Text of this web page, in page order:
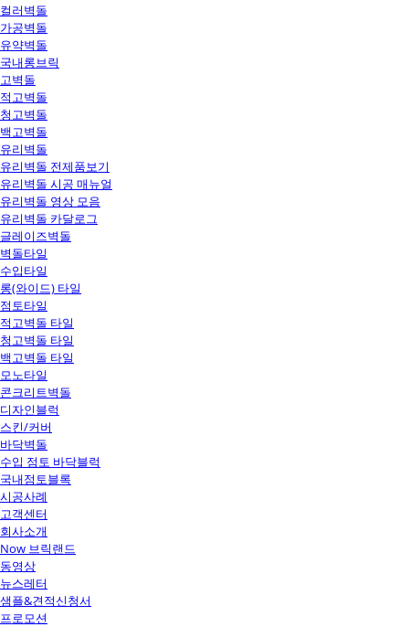
컬러벽돌
가공벽돌
유약벽돌
국내롱브릭
고벽돌
적고벽돌
청고벽돌
백고벽돌
유리벽돌
유리벽돌 전제품보기
유리벽돌 시공 매뉴얼
유리벽돌 영상 모음
유리벽돌 카달로그
글레이즈벽돌
벽돌타일
수입타일
롱(와이드) 타일
점토타일
적고벽돌 타일
청고벽돌 타일
백고벽돌 타일
모노타일
콘크리트벽돌
디자인블럭
스킨/커버
바닥벽돌
수입 점토 바닥블럭
국내점토블록
시공사례
고객센터
회사소개
Now 브릭랜드
동영상
뉴스레터
샘플&견적신청서
프로모션